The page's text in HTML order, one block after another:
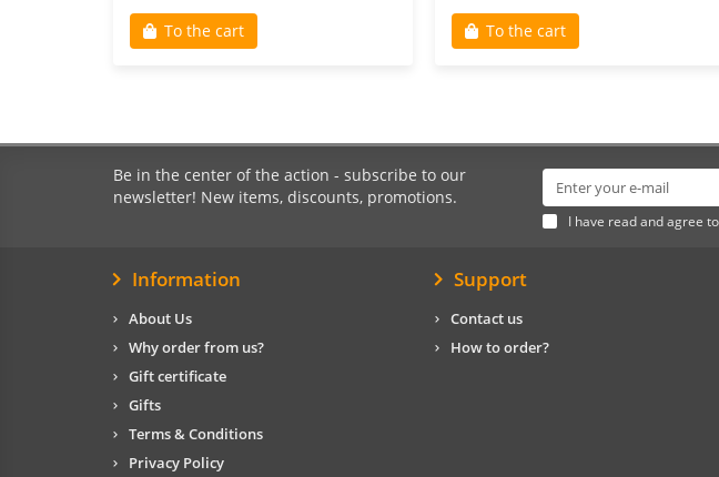
To the cart To the cart
Be in the center of the action - subscribe to our
newsletter! New items, discounts, promotions.
I have read and agree
Information
About Us
Why order from us?
Gift certificate
Gifts
Terms & Conditions
Privacy Policy
Support
Contact us
How to order?